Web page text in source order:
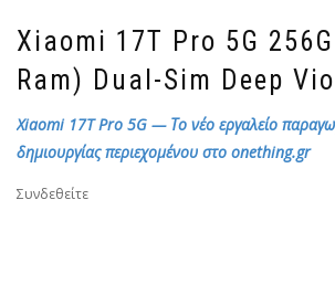
Xiaomi 17T Pro 5G
Ram) Dual-Sim Deep
Xiaomi 17T Pro 5G — Το νέο εργαλείο
δημιουργίας περιεχομένου στο onething.gr
Συνδεθείτε